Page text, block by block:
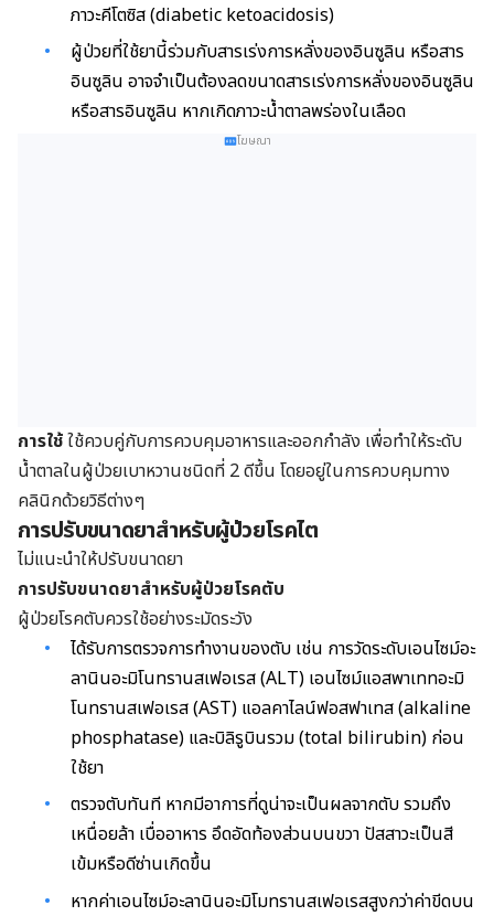
ภาวะคีโตซิส (diabetic ketoacidosis)
ผู้ป่วยที่ใช้ยานี้ร่วมกับสารเร่งการหลั่งของอินซูลิน หรือสาร
อินซูลิน อาจจำเป็นต้องลดขนาดสารเร่งการหลั่งของอินซูลิน
หรือสารอินซูลิน หากเกิดภาวะน้ำตาลพร่องในเลือด
โฆษณา
การใช้ใช้ควบคู่กับการควบคุมอาหารและออกกำลัง เพื่อทำให้ระดับ
น้ำตาลในผู้ป่วยเบาหวานชนิดที่ 2 ดีขึ้น โดยอยู่ในการควบคุมทาง
คลินิกด้วยวิธีต่างๆ
การปรับขนาดยาสำหรับผู้ป่วยโรคไต
ไม่แนะนำให้ปรับขนาดยา
การปรับขนาดยาสำหรับผู้ป่วยโรคตับ
ผู้ป่วยโรคตับควรใช้อย่างระมัดระวัง
ได้รับการตรวจการทำงานของตับ เช่น การวัดระดับเอนไซม์อะ
ลานินอะมิโนทรานสเฟอเรส (ALT) เอนไซม์แอสพาเททอะมิ
โนทรานสเฟอเรส (AST) แอลคาไลน์ฟอสฟาเทส (alkaline
phosphatase) และบิลิรูบินรวม (total bilirubin) ก่อน
ใช้ยา
ตรวจตับทันที หากมีอาการที่ดูน่าจะเป็นผลจากตับ รวมถึง
เหนื่อยล้า เบื่ออาหาร อึดอัดท้องส่วนบนขวา ปัสสาวะเป็นสี
เข้มหรือดีซ่านเกิดขึ้น
หากค่าเอนไซม์อะลานินอะมิโมทรานสเฟอเรสสูงกว่าค่าขีดบน